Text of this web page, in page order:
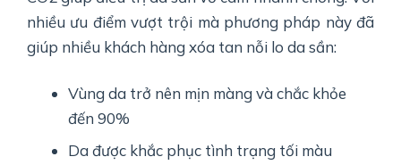
nhiều ưu điểm vượt trội mà phương pháp này đã
giúp nhiều khách hàng xóa tan nỗi lo da sần:
Vùng da trở nên mịn màng và chắc khỏe
đến 90%
Da được khắc phục tình trạng tối màu